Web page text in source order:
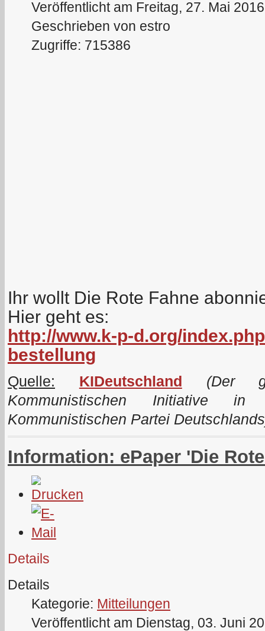
Veröffentlicht am Freitag, 27. Mai
Geschrieben von estro
Zugriffe: 715386
Ihr wollt Die Rote Fahne
Hier geht es:
http://www.k-p-d.org/
bestellung
Quelle: KIDeutschland (Der
Kommunistischen Initiative
Kommunistischen Partei
Information: ePaper 'Die
Details
Details
Kategorie: Mitteilungen
Veröffentlicht am Dienstag, 03. Juni